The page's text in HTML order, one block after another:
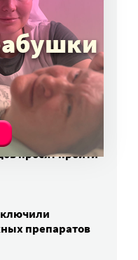
в конце
ребенка
искать
просят пройти
препаратов